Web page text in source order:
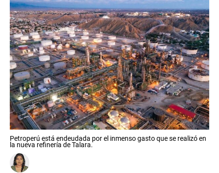
Petroperú está endeudada por el inmenso gasto que se realizó en
la nueva refinería de Talara.